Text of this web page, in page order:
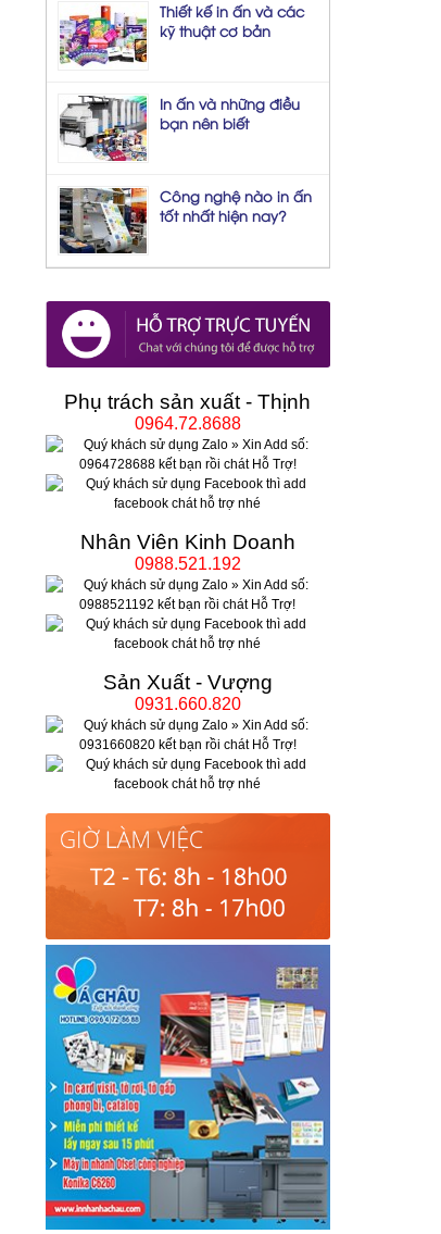
Thiết kế in ấn và các
kỹ thuật cơ bản
In ấn và những điều
bạn nên biết
Công nghệ nào in ấn
tốt nhất hiện nay?
Phụ trách sản xuất - Thịnh
0964.72.8688
Nhân Viên Kinh Doanh
0988.521.192
Sản Xuất - Vượng
0931.660.820